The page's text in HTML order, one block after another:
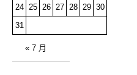
24
25 26 27 28 29 30
31
« 7 月